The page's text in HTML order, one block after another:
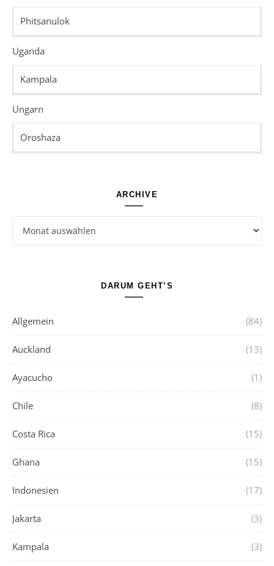
Phitsanulok
Uganda
Kampala
Ungarn
Oroshaza
ARCHIVE
DARUM GEHT’S
Allgemein (84)
Auckland (13)
Ayacucho (1)
Chile (8)
Costa Rica (15)
Ghana (15)
Indonesien (17)
Jakarta (3)
Kampala (3)